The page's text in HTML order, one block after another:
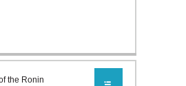
the Ronin